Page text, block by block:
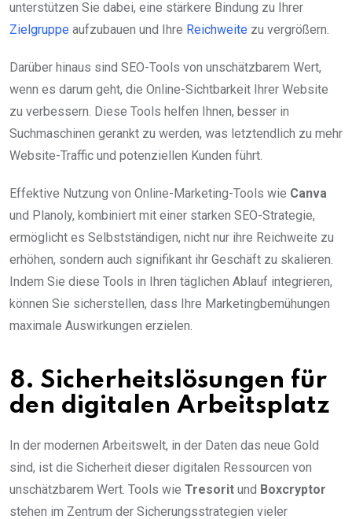
unterstützen Sie dabei, eine stärkere Bindung zu Ihrer
Zielgruppe aufzubauen und Ihre Reichweite zu vergrößern.
Darüber hinaus sind SEO-Tools von unschätzbarem Wert,
wenn es darum geht, die Online-Sichtbarkeit Ihrer Website
zu verbessern. Diese Tools helfen Ihnen, besser in
Suchmaschinen gerankt zu werden, was letztendlich zu mehr
Website-Traffic und potenziellen Kunden führt.
Effektive Nutzung von Online-Marketing-Tools wie Canva
und Planoly, kombiniert mit einer starken SEO-Strategie,
ermöglicht es Selbstständigen, nicht nur ihre Reichweite zu
erhöhen, sondern auch signifikant ihr Geschäft zu skalieren.
Indem Sie diese Tools in Ihren täglichen Ablauf integrieren,
können Sie sicherstellen, dass Ihre Marketingbemühungen
maximale Auswirkungen erzielen.
8. Sicherheitslösungen für
den digitalen Arbeitsplatz
In der modernen Arbeitswelt, in der Daten das neue Gold
sind, ist die Sicherheit dieser digitalen Ressourcen von
unschätzbarem Wert. Tools wie Tresorit und Boxcryptor
stehen im Zentrum der Sicherungsstrategien vieler